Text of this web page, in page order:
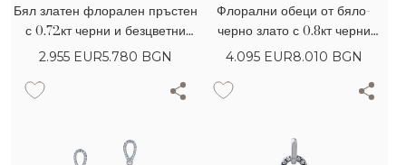
Бял златен флорален пръстен
с 0.72кт черни и безцветни
диаманти
2.955 EUR5.780 BGN
Флорални обеци от бяло-
черно злато с 0.8кт черни
диаманти и 0.64кт диаманти
4.095 EUR8.010 BGN